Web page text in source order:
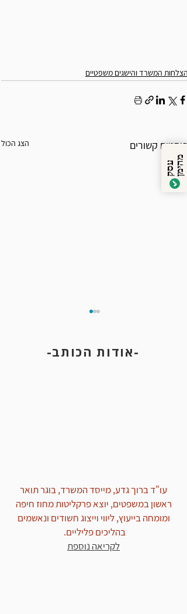
הצלחות המשרד והישגים משפטיים
פוסטים קשורים הצג הכול
-אודות הכותב-
עו"ד ברוך גדע, מייסד המשרד, בוגר תואר
ראשון במשפטים, יוצא פרקליטות מחוז חיפה
ומומחה בייעוץ, ליווי וייצוג חשודים ונאשמים
בהליכים פליליים.
לקריאה נוספת
ע
ס
ק מ ה
י
מ ן